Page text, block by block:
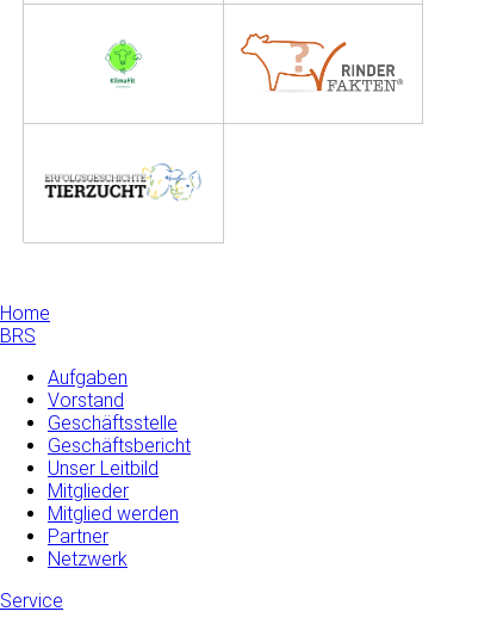
Home
BRS
Aufgaben
Vorstand
Geschäftsstelle
Geschäftsbericht
Unser Leitbild
Mitglieder
Mitglied werden
Partner
Netzwerk
Service